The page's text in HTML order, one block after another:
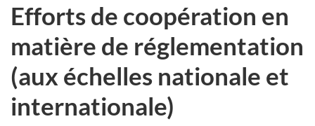
Efforts de coopération en
matière de réglementation
(aux échelles nationale et
internationale)